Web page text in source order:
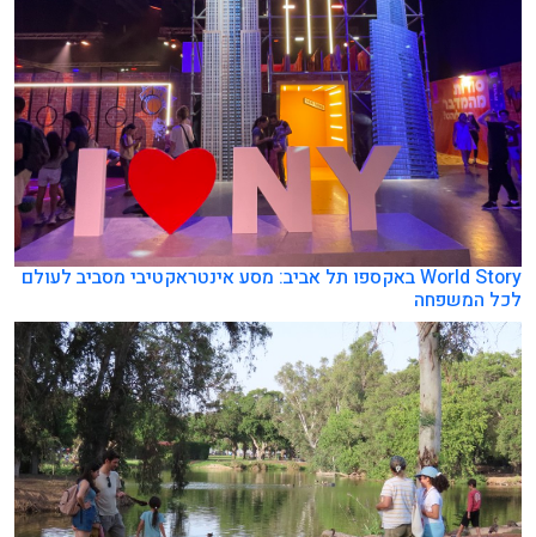
World Story באקספו תל אביב: מסע אינטראקטיבי מסביב לעולם
לכל המשפחה